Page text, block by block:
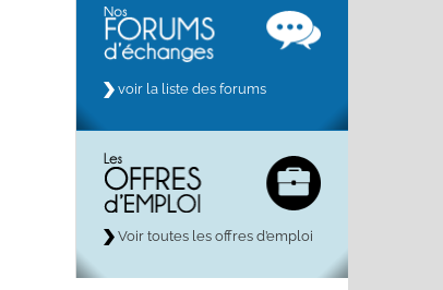
voir la liste des forums
Voir toutes les offres d’emploi